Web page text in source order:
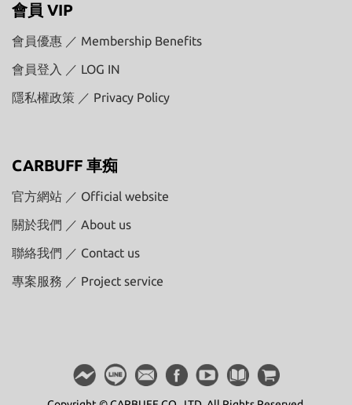
會員 VIP
會員優惠 ／ Membership Benefits
會員登入 ／ LOG IN
隱私權政策 ／ Privacy Policy
CARBUFF 車痴
官方網站 ／ Official website
關於我們 ／ About us
聯絡我們 ／ Contact us
專案服務 ／ Project service